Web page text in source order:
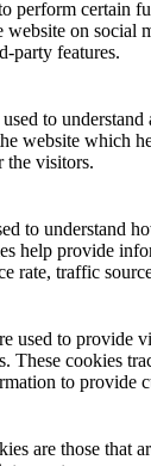
perform certain
website on social
party features.
to
website which
the visitors.
to understand
help provide
rate, traffic
used to provide
These cookies
to provide
are those that